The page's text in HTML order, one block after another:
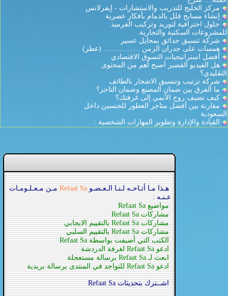
مركز الخليج للتدريب والاستشارات - إيفرلانس
إنشاء مسابح فلل بالدمام بأفكار عصرية
حلول احترافية لتوريد وتركيب القرميد
للمشروعات السكنية والتجارية.
شركة تنسيق حدائق بمحايل عسير
همسات على جدران الزمن .................. (عطر)
أفضل استراتيجيات التسوق الاقتصادي
هل الفيديو القصير أصبح أهم من المحتوى
التقليدي؟
شركة ترتيب وتنسيق الاشجار بالطائف
ما الفرق بين ضمان المصنع وضمان التاجر؟
كيف تضيف روح الأنمي إلى غرفتك؟
مقارنة بين أفضل متاجر العطور للجنسين داخل
السعودية
القيادة والإدارة وتطوير المهارات الشخصية :
هـذا مـا أتـاحـه لـنـا الـعـضـوRefaat Sa مـن مـعـلـومـات
عـنـه :
مواضيع Refaat Sa
مشاركات Refaat Sa
مشاركات Refaat Sa بالتقييم الايجابي
مشاركات Refaat Sa بالتقييم السلبي
الكتب التي أضيفت بواسطة Refaat Sa
ادعو Refaat Sa لغرفة الدردشة
ابعث لـ Refaat Sa برسالة مستعجلة
ادعو Refaat Sa للتواجد في المنتدى برسالة بريدية
اشــترك بتحديثات Refaat Sa